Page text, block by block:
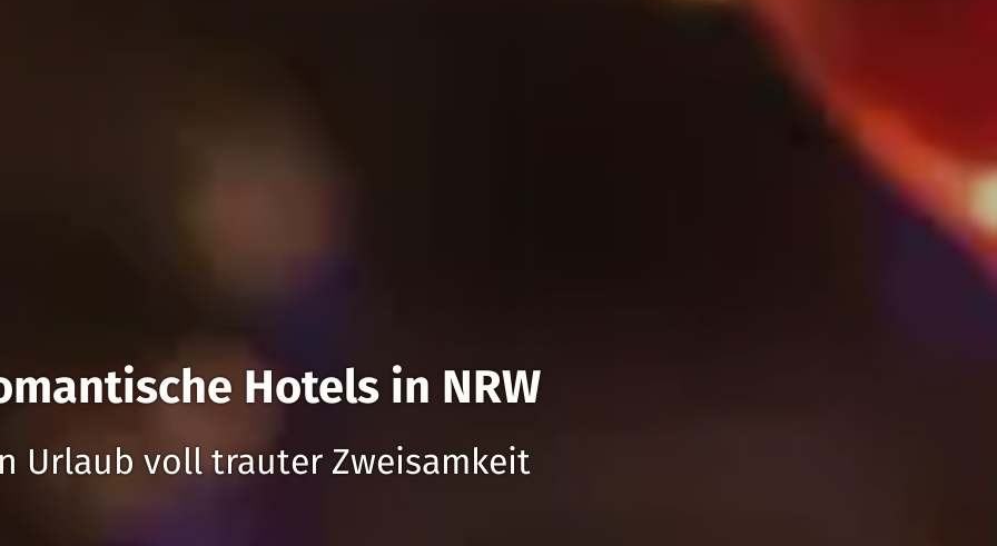
Hotels in NRW
Urlaub voll trauter Zweisamkeit